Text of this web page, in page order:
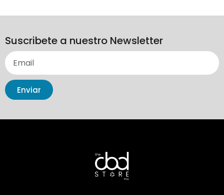
Suscribete a nuestro Newsletter
Enviar